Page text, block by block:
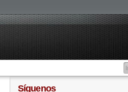
Síguenos